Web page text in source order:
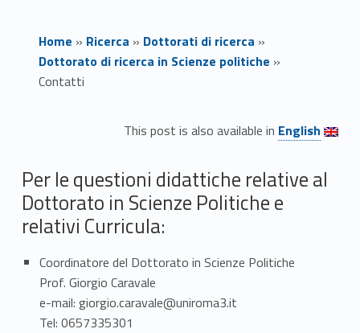
Home » Ricerca » Dottorati di ricerca »
Dottorato di ricerca in Scienze politiche »
Contatti
o
n
t
a
This post is also available in Link identifier #identifier__24464-1
English
Per le questioni didattiche relative al
Dottorato in Scienze Politiche e
relativi Curricula:
Coordinatore del Dottorato in Scienze Politiche
Prof. Giorgio Caravale
e-mail: giorgio.caravale@uniroma3.it
Tel: 0657335301